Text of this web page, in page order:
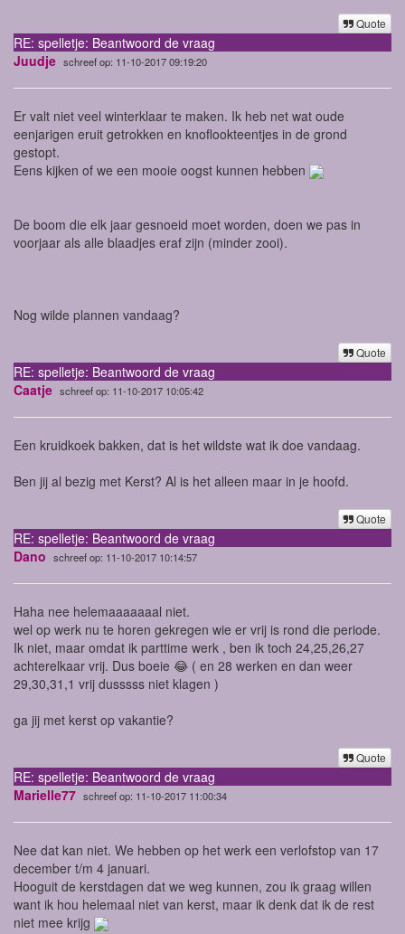
Quote
RE: spelletje: Beantwoord de vraag
Juudje schreef op: 11-10-2017 09:19:20
Er valt niet veel winterklaar te maken. Ik heb net wat oude
eenjarigen eruit getrokken en knoflookteentjes in de grond
gestopt.
Eens kijken of we een mooie oogst kunnen hebben
De boom die elk jaar gesnoeid moet worden, doen we pas in
voorjaar als alle blaadjes eraf zijn (minder zooi).
Nog wilde plannen vandaag?
Quote
RE: spelletje: Beantwoord de vraag
Caatje schreef op: 11-10-2017 10:05:42
Een kruidkoek bakken, dat is het wildste wat ik doe vandaag.
Ben jij al bezig met Kerst? Al is het alleen maar in je hoofd.
Quote
RE: spelletje: Beantwoord de vraag
Dano schreef op: 11-10-2017 10:14:57
Haha nee helemaaaaaaal niet.
wel op werk nu te horen gekregen wie er vrij is rond die periode.
Ik niet, maar omdat ik parttime werk , ben ik toch 24,25,26,27
achterelkaar vrij. Dus boeie 😂 ( en 28 werken en dan weer
29,30,31,1 vrij dusssss niet klagen )
ga jij met kerst op vakantie?
Quote
RE: spelletje: Beantwoord de vraag
Marielle77 schreef op: 11-10-2017 11:00:34
Nee dat kan niet. We hebben op het werk een verlofstop van 17
december t/m 4 januari.
Hooguit de kerstdagen dat we weg kunnen, zou ik graag willen
want ik hou helemaal niet van kerst, maar ik denk dat ik de rest
niet mee krijg